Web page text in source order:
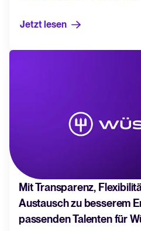
Jetzt lesen
Mit Transparenz,
Austausch zu besserem
passenden Talenten für